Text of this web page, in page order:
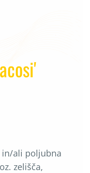
in/ali poljubna
zelišča,